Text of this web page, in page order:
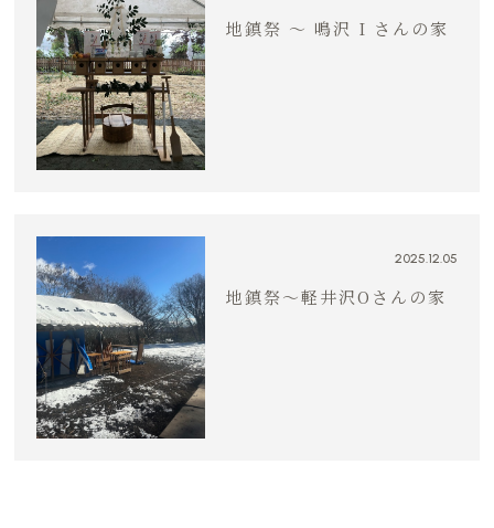
地鎮祭 〜 鳴沢 I さんの家
2025.12.05
地鎮祭〜軽井沢Oさんの家